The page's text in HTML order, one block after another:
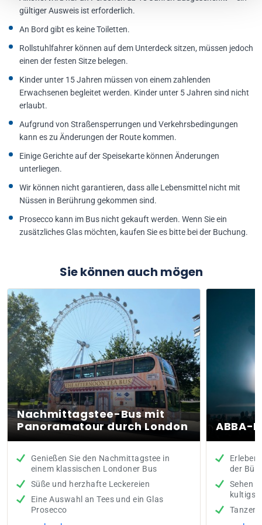
gültiger Ausweis ist erforderlich.
An Bord gibt es keine Toiletten.
Rollstuhlfahrer können auf dem Unterdeck sitzen, müssen jedoch
einen der festen Sitze belegen.
Kinder unter 15 Jahren müssen von einem zahlenden
Erwachsenen begleitet werden. Kinder unter 5 Jahren sind nicht
erlaubt.
Aufgrund von Straßensperrungen und Verkehrsbedingungen
kann es zu Änderungen der Route kommen.
Einige Gerichte auf der Speisekarte können Änderungen
unterliegen.
Wir können nicht garantieren, dass alle Lebensmittel nicht mit
Nüssen in Berührung gekommen sind.
Prosecco kann im Bus nicht gekauft werden. Wenn Sie ein
zusätzliches Glas möchten, kaufen Sie es bitte bei der Buchung.
Sie können auch mögen
Nachmittagstee-Bus mit
Panoramatour durch London
Genießen Sie den Nachmittagstee in
einem klassischen Londoner Bus
Süße und herzhafte Leckereien
Eine Auswahl an Tees und ein Glas
Prosecco
ABBA-
Erleben
der
Sehen
Tanzen